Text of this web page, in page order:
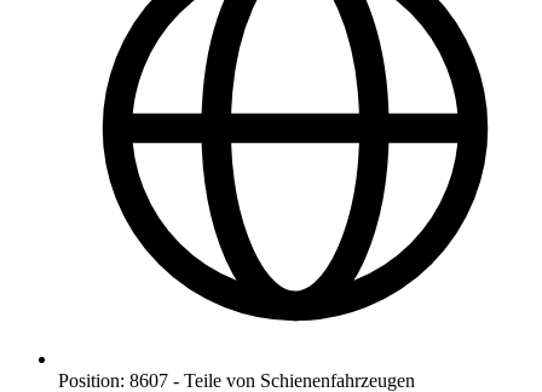
Position: 8607 - Teile von Schienenfahrzeugen